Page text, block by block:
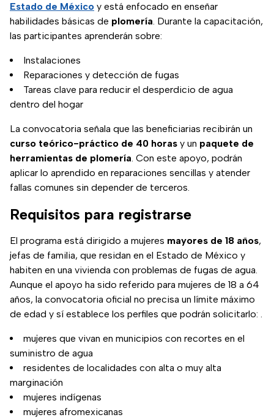
Estado de México y está enfocado en enseñar
habilidades básicas de plomería. Durante la capacitación,
las participantes aprenderán sobre:
Instalaciones
Reparaciones y detección de fugas
Tareas clave para reducir el desperdicio de agua
dentro del hogar
La convocatoria señala que las beneficiarias recibirán un
curso teórico-práctico de 40 horas y un paquete de
herramientas de plomería. Con este apoyo, podrán
aplicar lo aprendido en reparaciones sencillas y atender
fallas comunes sin depender de terceros.
Requisitos para registrarse
El programa está dirigido a mujeres mayores de 18 años,
jefas de familia, que residan en el Estado de México y
habiten en una vivienda con problemas de fugas de agua.
Aunque el apoyo ha sido referido para mujeres de 18 a 64
años, la convocatoria oficial no precisa un límite máximo
de edad y sí establece los perfiles que podrán solicitarlo: .
mujeres que vivan en municipios con recortes en el
suministro de agua
residentes de localidades con alta o muy alta
marginación
mujeres indígenas
mujeres afromexicanas